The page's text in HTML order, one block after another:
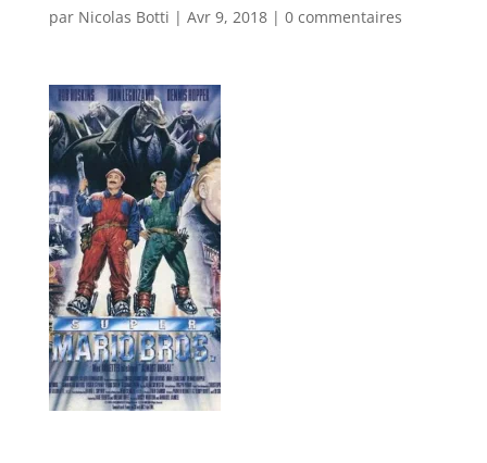
par Nicolas Botti | Avr 9, 2018| 0 commentaires